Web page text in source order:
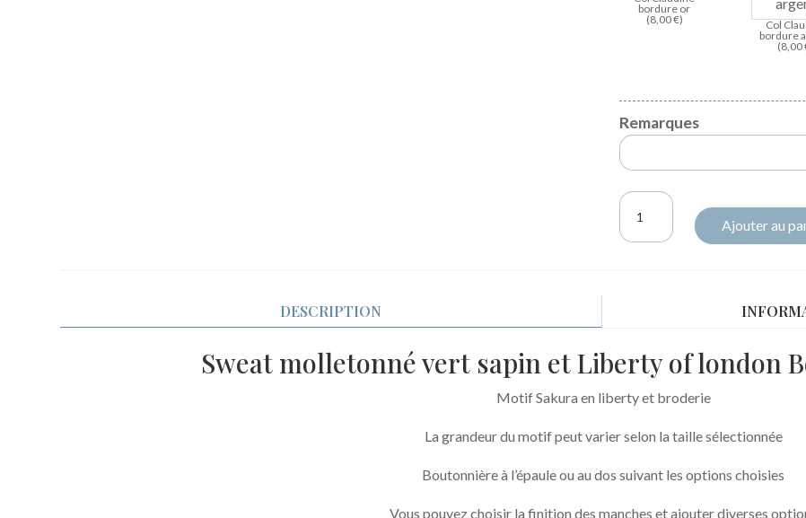
bordure or
(8,00€)
Col
bordure
(8,00
Remarques
quantité
liberty
Betsy
denim
broderie
Ajouter au
DESCRIPTION
Sweat molletonné vert sapin et Liberty of london
Motif Sakura en liberty et broderie
La grandeur du motif peut varier selon la taille sélectionnée
Boutonnière à l’épaule ou au dos suivant les options choisies
Vous pouvez choisir la finition des manches et ajouter diverses